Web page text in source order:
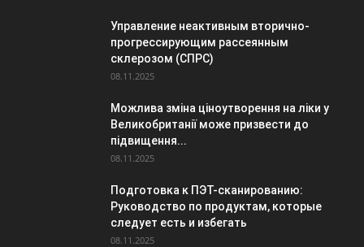
Управление неактивным вторично-
прогрессирующим рассеянным
склерозом (СПРС)
08.11.2025
Можлива зміна ціноутворення на ліки у
Великобританії може призвести до
підвищення...
08.11.2025
Подготовка к ПЭТ-сканированию:
Руководство по продуктам, которые
следует есть и избегать
08.11.2025